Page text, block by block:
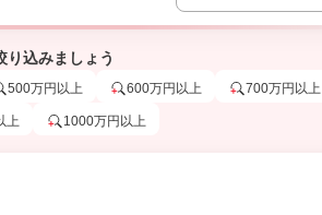
り込みましょう
500万円以上 600万円以上 700万円以上
上 1000万円以上